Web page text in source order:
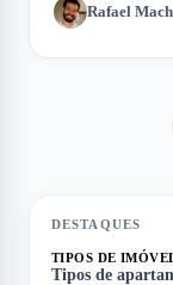
do processo de
Rafael
DESTAQUES
TIPOS DE
Tipos de